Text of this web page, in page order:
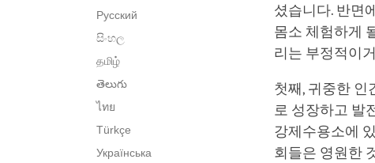
Русский
සිංහල
தமிழ்
తెలుగు
ไทย
Türkçe
Українська
셨습니다. 반면
몸소 체험하게
리는 부정적이
첫째, 귀중한 인
로 성장하고 발
강제수용소에
회들은 영원한